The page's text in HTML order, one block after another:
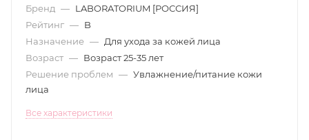
Бренд — LABORATORIUM [РОССИЯ]
Рейтинг — B
Назначение — Для ухода за кожей лица
Возраст — Возраст 25-35 лет
Решение проблем — Увлажнение/питание кожи
лица
Все характеристики